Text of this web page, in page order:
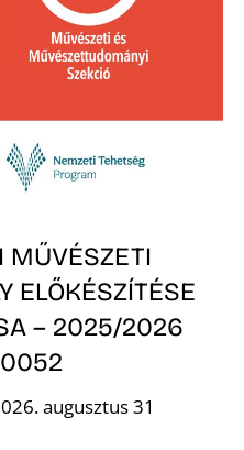
MŰVÉSZETI
ELŐKÉSZÍTÉSE
– 2025/2026
0052
augusztus 31